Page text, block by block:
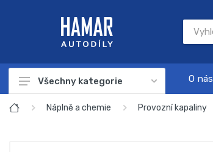
Autodíly
Všechny kategorie O nás
Náplně a chemie Provozní kapaliny